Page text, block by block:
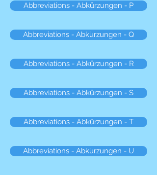
Abbreviations - Abkürzungen - P
Abbreviations - Abkürzungen - Q
Abbreviations - Abkürzungen - R
Abbreviations - Abkürzungen - S
Abbreviations - Abkürzungen - T
Abbreviations - Abkürzungen - U